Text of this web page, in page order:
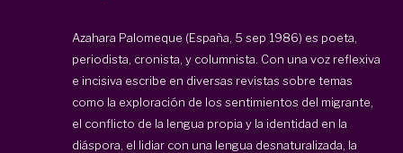
Azahara Palomeque (España, 5 sep 1986) es poeta,
periodista, cronista, y columnista. Con una voz reflexiva
e incisiva escribe en diversas revistas sobre temas
como la exploración de los sentimientos del migrante,
el conflicto de la lengua propia y la identidad en la
diáspora, el lidiar con una lengua desnaturalizada, la